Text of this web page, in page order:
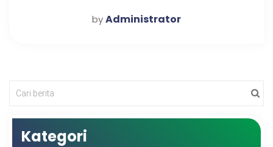
byAdministrator
Kategori